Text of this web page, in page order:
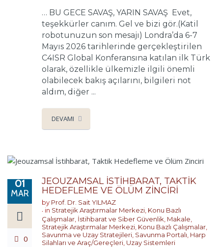
… BU GECE SAVAŞ, YARIN SAVAŞ Evet,
teşekkürler canım. Gel ve bizi gör.(Katil
robotunuzun son mesajı) Londra’da 6-7
Mayıs 2026 tarihlerinde gerçekleştirilen
C4ISR Global Konferansına katılan ilk Türk
olarak, özellikle ülkemizle ilgili önemli
olabilecek bakış açılarını, bilgileri not
aldım, diğer ...
DEVAMI
01
MAR
0
JEOUZAMSAL İSTİHBARAT, TAKTİK
HEDEFLEME VE ÖLÜM ZİNCİRİ
by Prof. Dr. Sait YILMAZ
in Stratejik Araştırmalar Merkezi Konu Bazlı
Çalışmalar İstihbarat ve Siber Güvenlik Makale
Stratejik Araştırmalar Merkezi Konu Bazlı Çalışmalar
Savunma ve Uzay Stratejileri Savunma Portalı Harp
Silahları ve Araç/Gereçleri Uzay Sistemleri